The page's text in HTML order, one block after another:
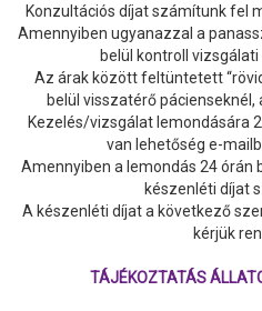
Konzultációs díjat számítunk fel
Amennyiben ugyanazzal a
belül kontroll vizsgálati
Az árak között feltüntetett
belül visszatérő pácienseknél,
Kezelés/vizsgálat lemondására
van lehetőség e-
Amennyiben a lemondás 24 órán
készenléti díjat
A készenléti díjat a következő
kérjük
TÁJÉKOZTATÁS